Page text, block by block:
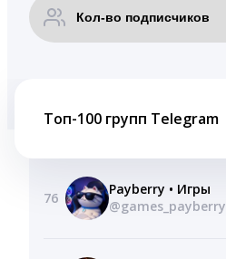
Топ-100 групп Telegram
76
Payberry • Игры
@games_payberry